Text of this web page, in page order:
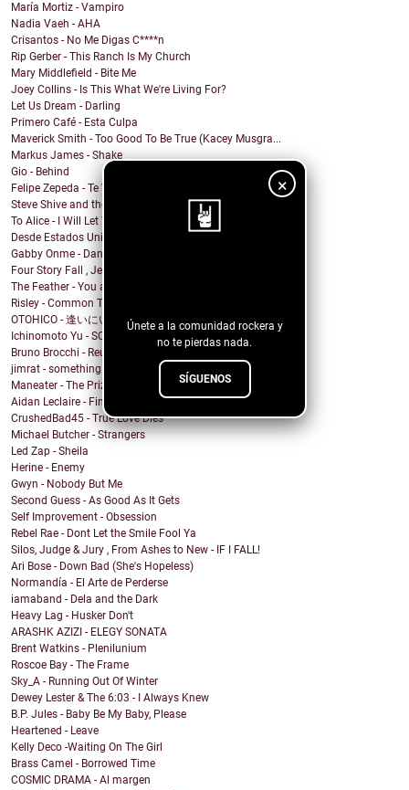
×
Únete a la comunidad rockera y
no te pierdas nada.
SÍGUENOS
María Mortiz - Vampiro
Nadia Vaeh - AHA
Crisantos - No Me Digas C****n
Rip Gerber - This Ranch Is My Church
Mary Middlefield - Bite Me
Joey Collins - Is This What We're Living For?
Let Us Dream - Darling
Primero Café - Esta Culpa
Maverick Smith - Too Good To Be True (Kacey Musgra...
Markus James - Shake
Gio - Behind
Felipe Zepeda - Te Vas Sin Preguntar
Steve Shive and the Urban Saints, Tanqueray Haywar...
To Alice - I Will Let You Down
Desde Estados Unidos MR.PISS nos regala guitarr...
Gabby Onme - Dance in the Mirror
Four Story Fall , Jeremy Abrams - weather // whether
The Feather - You and I
Risley - Common Thread
OTOHICO - 逢いにいきたい - 2023 Remake
Ichinomoto Yu - SCARS BLEEYO!!
Bruno Brocchi - Reunite
jimrat - something
Maneater - The Prize
Aidan Leclaire - Find Me
CrushedBad45 - True Love Dies
Michael Butcher - Strangers
Led Zap - Sheila
Herine - Enemy
Gwyn - Nobody But Me
Second Guess - As Good As It Gets
Self Improvement - Obsession
Rebel Rae - Dont Let the Smile Fool Ya
Silos, Judge & Jury , From Ashes to New - IF I FALL!
Ari Bose - Down Bad (She's Hopeless)
Normandía - El Arte de Perderse
iamaband - Dela and the Dark
Heavy Lag - Husker Don't
ARASHK AZIZI - ELEGY SONATA
Brent Watkins - Plenilunium
Roscoe Bay - The Frame
Sky_A - Running Out Of Winter
Dewey Lester & The 6:03 - I Always Knew
B.P. Jules - Baby Be My Baby, Please
Heartened - Leave
Kelly Deco -Waiting On The Girl
Brass Camel - Borrowed Time
COSMIC DRAMA - Al margen